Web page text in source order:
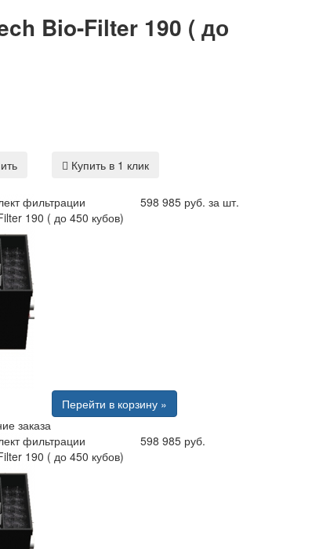
Bio-Filter 190 ( до
Купить в 1 клик
фильтрации
190 ( до 450 кубов)
598 985 руб. за шт.
Перейти в корзину »
заказа
фильтрации
190 ( до 450 кубов)
598 985 руб.